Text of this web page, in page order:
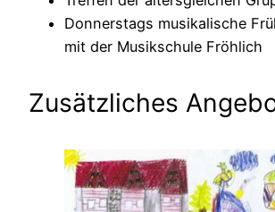
Donnerstags musikalische
mit der Musikschule Fröhlich
Zusätzliches